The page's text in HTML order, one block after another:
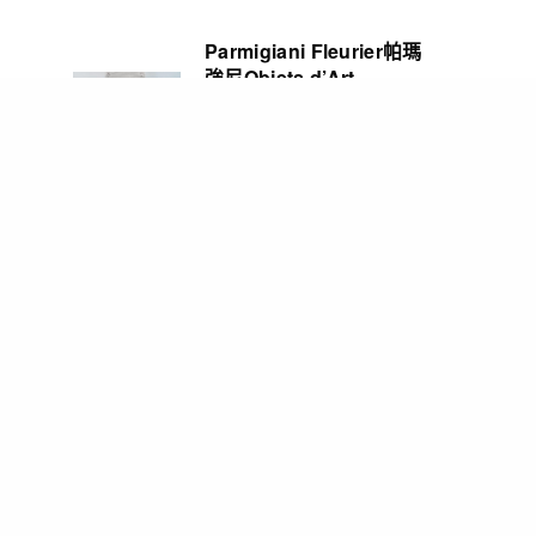
Parmigiani Fleurier帕瑪
強尼Objets d’Art